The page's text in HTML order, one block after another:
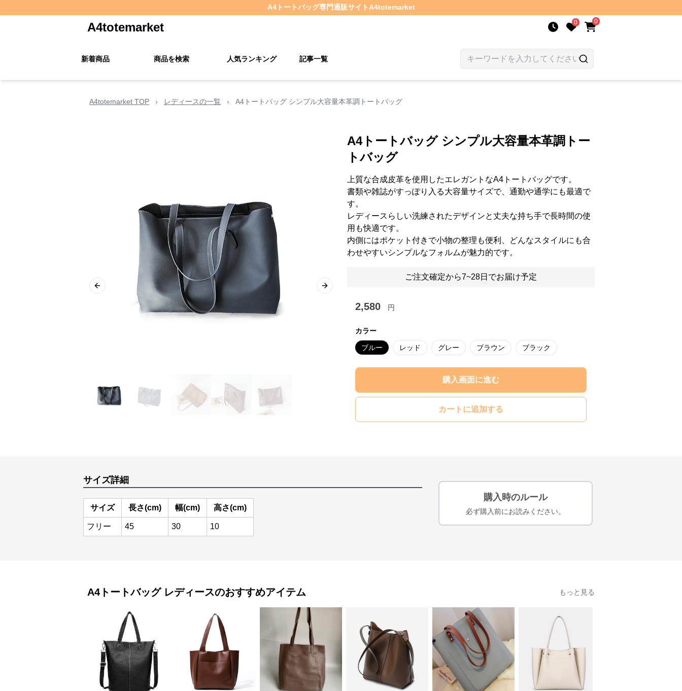
A4トートバッグ専門通販サイト A4totemarket
A4totemarket 0 0
新着商品 商品を検索 人気ランキング 記事一覧
A4totemarket TOP › レディースの一覧 › A4トートバッグ シンプル大容量本革調トートバッグ
Previous slide Next slide
A4トートバッグ シンプル大容量本革調トー
トバッグ
上質な合成皮革を使用したエレガントなA4トートバッグです。
書類や雑誌がすっぽり入る大容量サイズで、通勤や通学にも最適で
す。
レディースらしい洗練されたデザインと丈夫な持ち手で長時間の使
用も快適です。
内側にはポケット付きで小物の整理も便利、どんなスタイルにも合
わせやすいシンプルなフォルムが魅力的です。
ご注文確定から7~28日でお届け予定
2,580 円
カラー
ブルー レッド グレー ブラウン ブラック
購入画面に進む
カートに追加する
サイズ詳細
サイズ 長さ(cm) 幅(cm) 高さ(cm)
フリー 45 30 10
購入時のルール
必ず購入前にお読みください。
A4トートバッグ レディースのおすすめアイテム もっと見る